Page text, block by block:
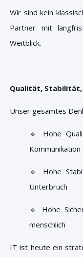
Wir sind kein
Partner mit
Weitblick.
Qualität, Stabilität,
Unser gesamtes
🔹 Hohe
Kommunikation
🔹 Hohe
Unterbruch
🔹 Hohe
menschlich
IT ist heute ein